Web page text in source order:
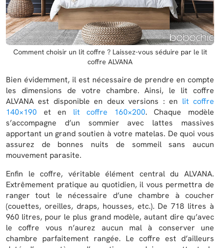
Comment choisir un lit coffre ? Laissez-vous séduire par le lit
coffre ALVANA
Bien évidemment, il est nécessaire de prendre en compte
les dimensions de votre chambre. Ainsi, le lit coffre
ALVANA est disponible en deux versions : en lit coffre
140×190 et en lit coffre 160×200. Chaque modèle
s’accompagne d’un sommier avec lattes massives
apportant un grand soutien à votre matelas. De quoi vous
assurez de bonnes nuits de sommeil sans aucun
mouvement parasite.
Enfin le coffre, véritable élément central du ALVANA.
Extrêmement pratique au quotidien, il vous permettra de
ranger tout le nécessaire d’une chambre à coucher
(couettes, oreilles, draps, housses, etc.). De 718 litres à
960 litres, pour le plus grand modèle, autant dire qu’avec
le coffre vous n’aurez aucun mal à conserver une
chambre parfaitement rangée. Le coffre est d’ailleurs